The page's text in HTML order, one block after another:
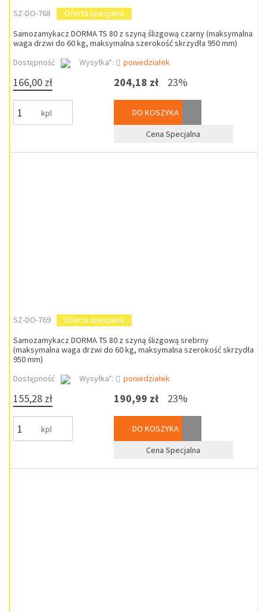
SZ-DO-768
Oferta specjalna
Samozamykacz DORMA TS 80 z szyną ślizgową czarny (maksymalna
waga drzwi do 60 kg, maksymalna szerokość skrzydła 950 mm)
Dostępność
Wysyłka*: poniedziałek
166,00 zł
kpl
204,18 zł 23%
DO KOSZYKA
Cena Specjalna
SZ-DO-769
Oferta specjalna
Samozamykacz DORMA TS 80 z szyną ślizgową srebrny
(maksymalna waga drzwi do 60 kg, maksymalna szerokość skrzydła
950 mm)
Dostępność
Wysyłka*: poniedziałek
155,28 zł
kpl
190,99 zł 23%
DO KOSZYKA
Cena Specjalna